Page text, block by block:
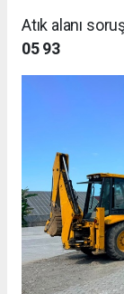
Atık alanı
05 93